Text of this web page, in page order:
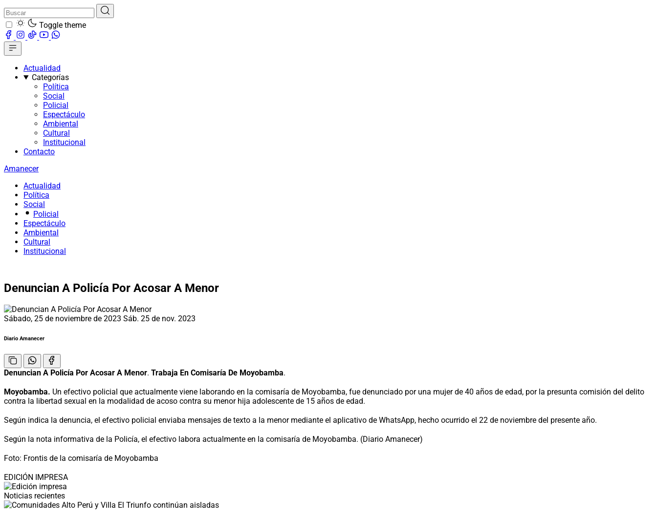
Toggle theme
Actualidad
Categorías
Política
Social
Policial
Espectáculo
Ambiental
Cultural
Institucional
Contacto
Amanecer
Actualidad
Política
Social
Policial
Espectáculo
Ambiental
Cultural
Institucional
Denuncian A Policía Por Acosar A Menor
Sábado, 25 de noviembre de 2023 Sáb. 25 de nov. 2023
Diario Amanecer
Denuncian A Policía Por Acosar A Menor. Trabaja En Comisaría De Moyobamba.
Moyobamba. Un efectivo policial que actualmente viene laborando en la comisaría de Moyobamba, fue denunciado por una mujer de 40 años de edad, por la presunta comisión del delito
contra la libertad sexual en la modalidad de acoso contra su menor hija adolescente de 15 años de edad.
Según indica la denuncia, el efectivo policial enviaba mensajes de texto a la menor mediante el aplicativo de WhatsApp, hecho ocurrido el 22 de noviembre del presente año.
Según la nota informativa de la Policía, el efectivo labora actualmente en la comisaría de Moyobamba. (Diario Amanecer)
Foto: Frontis de la comisaría de Moyobamba
EDICIÓN IMPRESA
Noticias recientes